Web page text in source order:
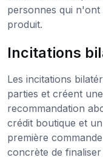
personnes qui
produit.
Incitations
Les incitations
parties et créent
recommandation
crédit boutique et
première
concrète de